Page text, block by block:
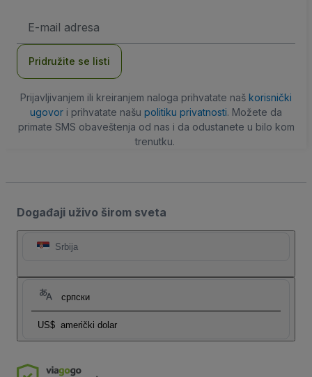
mail
Pridružite se listi
Prijavljivanjem ili kreiranjem naloga prihvatate naš korisnički
ugovor i prihvatate našu politiku privatnosti. Možete da
primate SMS obaveštenja od nas i da odustanete u bilo kom
trenutku.
Događaji uživo širom sveta
Srbija
српски
US$ američki dolar